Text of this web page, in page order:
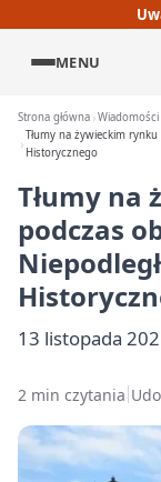
MENU
Strona główna Wiadomości
Tłumy na żywieckim
Historycznego
Tłumy na
podczas
13 listopada
2 min czytania